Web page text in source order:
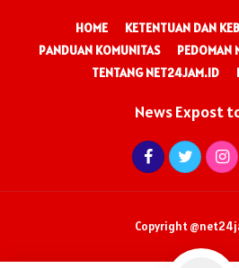
HOME
KETENTUAN DAN
PANDUAN KOMUNITAS
PEDOMAN
TENTANG NET24JAM.ID
News Expost
Copyright